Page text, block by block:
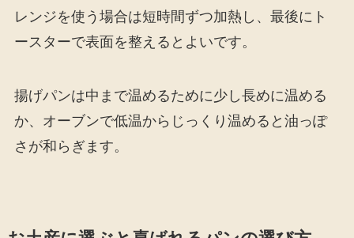
レンジを使う場合は短時間ずつ加熱し、最後にト
ースターで表面を整えるとよいです。
揚げパンは中まで温めるために少し長めに温める
か、オーブンで低温からじっくり温めると油っぽ
さが和らぎます。